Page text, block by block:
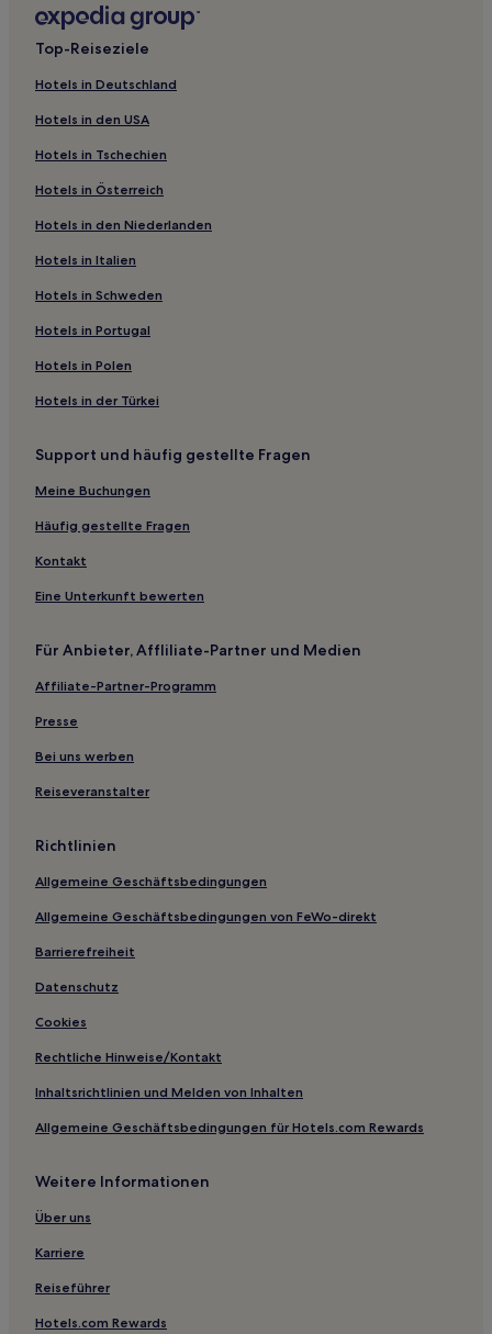
Hotels nahe Utoro Onsen
Shari-Gun: Hotels
Furuume Hotels
Kamuiwakka Hotels
Betsukai Hotels
Yobito Hotels
Sattsuru Hotels
Nemuro: Hotels
Hotels nahe Leutturm von Notsuke
Hotels mit Parkplatz in Utoro
Günstige in Shari
Günstige in Abashiri
Top-Reiseziele
Hotels in Deutschland
Hotels in den USA
Hotels in Tschechien
Hotels in Österreich
Hotels in den Niederlanden
Hotels in Italien
Hotels in Schweden
Hotels in Portugal
Hotels in Polen
Hotels in der Türkei
Support und häufig gestellte Fragen
Meine Buchungen
Häufig gestellte Fragen
Kontakt
Eine Unterkunft bewerten
Für Anbieter, Affliliate-Partner und Medien
Affiliate-Partner-Programm
Presse
Bei uns werben
Reiseveranstalter
Richtlinien
Allgemeine Geschäftsbedingungen
Allgemeine Geschäftsbedingungen von FeWo-direkt
Barrierefreiheit
Datenschutz
Cookies
Rechtliche Hinweise/Kontakt
Inhaltsrichtlinien und Melden von Inhalten
Allgemeine Geschäftsbedingungen für Hotels.com Rewards
Weitere Informationen
Über uns
Karriere
Reiseführer
Hotels.com Rewards